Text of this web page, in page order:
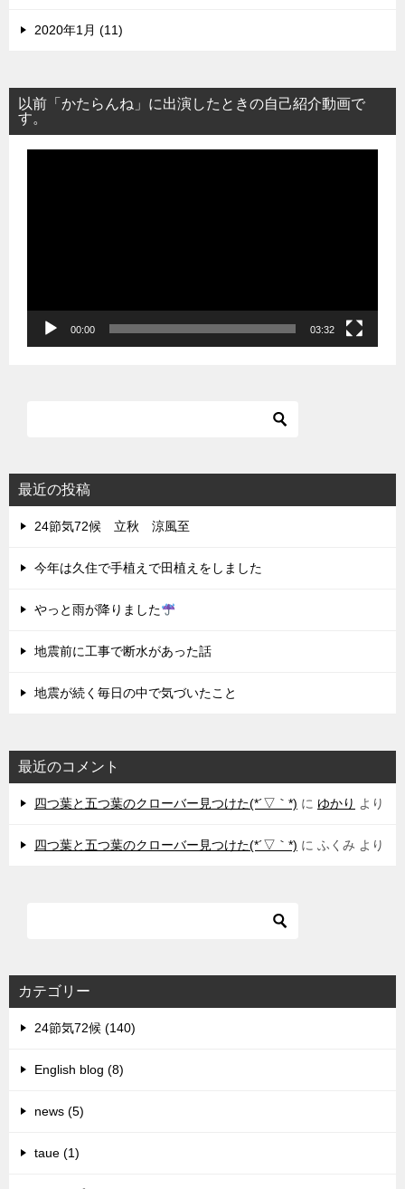
2020年1月 (11)
以前「かたらんね」に出演したときの自己紹介動画で
す。
00:00 03:32
最近の投稿
24節気72候 立秋 涼風至
今年は久住で手植えで田植えをしました
やっと雨が降りました
地震前に工事で断水があった話
地震が続く毎日の中で気づいたこと
最近のコメント
四つ葉と五つ葉のクローバー見つけた(*´▽｀*) に ゆかり より
四つ葉と五つ葉のクローバー見つけた(*´▽｀*) に ふくみ より
カテゴリー
24節気72候 (140)
English blog (8)
news (5)
taue (1)